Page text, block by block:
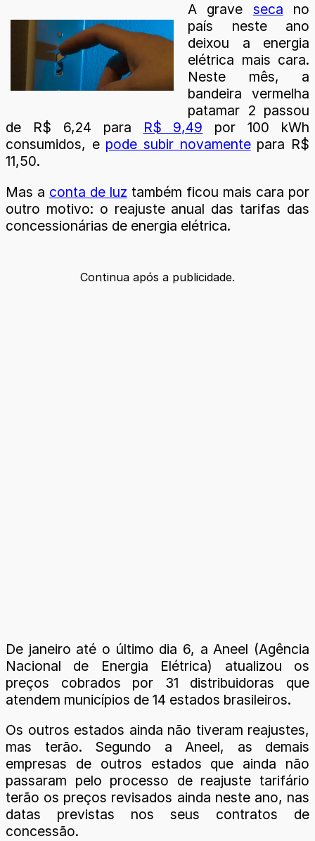
A grave seca no
país neste ano
deixou a energia
elétrica mais cara.
Neste mês, a
bandeira vermelha
patamar 2 passou
de R$ 6,24 para
R$ 9,49 por 100 kWh
consumidos, e pode subir novamentepara R$
11,50.
Mas a conta de luz também ficou mais cara por
outro motivo: o reajuste anual das tarifas das
concessionárias de energia elétrica.
Continua após a publicidade.
De janeiro até o último dia 6, a Aneel (Agência
Nacional de Energia Elétrica) atualizou os
preços cobrados por 31 distribuidoras que
atendem municípios de 14 estados brasileiros.
Os outros estados ainda não tiveram reajustes,
mas terão. Segundo a Aneel, as demais
empresas de outros estados que ainda não
passaram pelo processo de reajuste tarifário
terão os preços revisados ainda neste ano, nas
datas previstas nos seus contratos de
concessão.